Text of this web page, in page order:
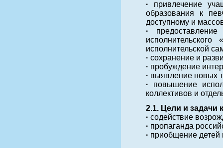
· привлечение
образования к
доступному и
·
исполнительской
· сохранение и
· пробуждение
· выявление новых
· повышение
коллективов и
2.1. Цели и задачи
· содействие
· пропаганда
· приобщение детей